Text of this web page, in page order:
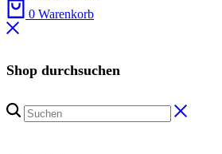
0 Warenkorb
Shop durchsuchen